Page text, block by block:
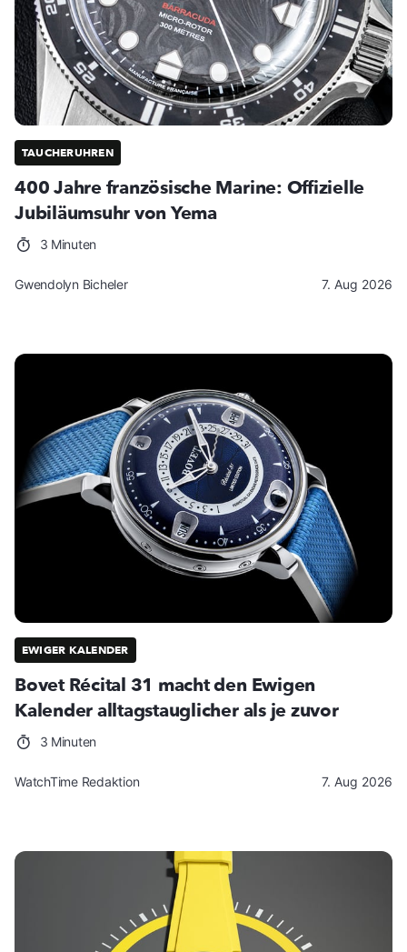
TAUCHERUHREN
400 Jahre französische Marine: Offizielle
Jubiläumsuhr von Yema
3 Minuten
Gwendolyn Bicheler 7. Aug 2026
EWIGER KALENDER
Bovet Récital 31 macht den Ewigen
Kalender alltagstauglicher als je zuvor
3 Minuten
WatchTime Redaktion 7. Aug 2026